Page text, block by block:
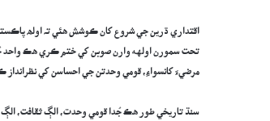
اقتداري ڌرين جي شروع کان ڪوشش ھئي تہ اولھ
مرضيءَ کانسواءِ، قومي وحدتن جي احساسن کي نظرانداز
سنڌ تاريخي طور هڪ جُدا قومي وحدت، الڳ ثقافت، الڳ